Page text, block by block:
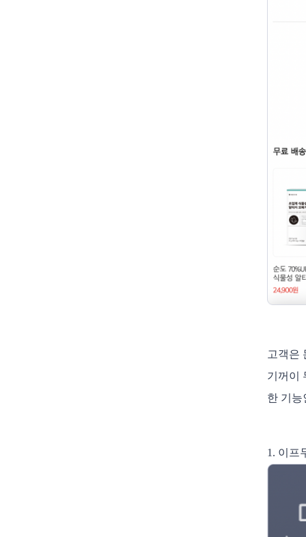
고객은
기꺼이
한 기
1. 이프